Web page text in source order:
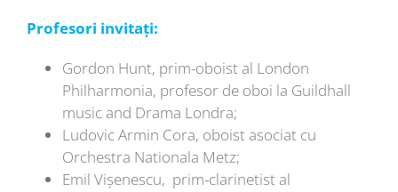
Profesori invitați:
Gordon Hunt, prim-oboist al London
Philharmonia, profesor de oboi la Guildhall
music and Drama Londra;
Ludovic Armin Cora, oboist asociat cu
Orchestra Nationala Metz;
Emil Vișenescu, prim-clarinetist al